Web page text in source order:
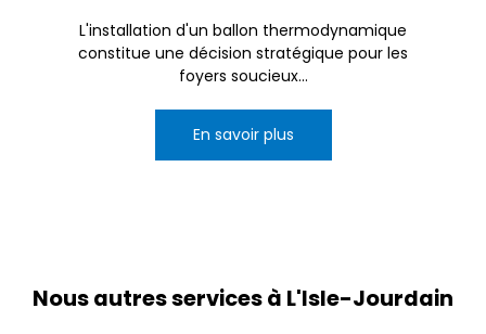
L'installation d'un ballon thermodynamique
constitue une décision stratégique pour les
foyers soucieux...
En savoir plus
Nous autres services à L'Isle-Jourdain